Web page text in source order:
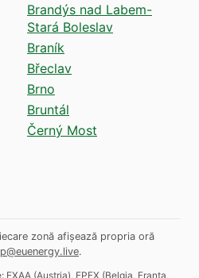
Brandýs nad Labem-
Stará Boleslav
Braník
Břeclav
Brno
Bruntál
Černý Most
zonă afișează propria oră
.
EXAA (Austria) EPEX (Belgia, Franța,